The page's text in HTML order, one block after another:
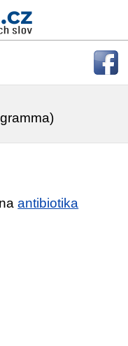
naantibiotika